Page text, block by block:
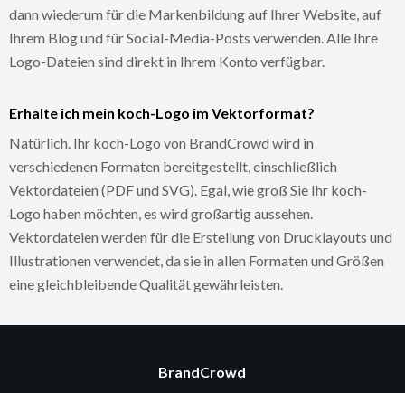
dann wiederum für die Markenbildung auf Ihrer Website, auf
Ihrem Blog und für Social-Media-Posts verwenden. Alle Ihre
Logo-Dateien sind direkt in Ihrem Konto verfügbar.
Erhalte ich mein koch-Logo im Vektorformat?
Natürlich. Ihr koch-Logo von BrandCrowd wird in
verschiedenen Formaten bereitgestellt, einschließlich
Vektordateien (PDF und SVG). Egal, wie groß Sie Ihr koch-
Logo haben möchten, es wird großartig aussehen.
Vektordateien werden für die Erstellung von Drucklayouts und
Illustrationen verwendet, da sie in allen Formaten und Größen
eine gleichbleibende Qualität gewährleisten.
BrandCrowd